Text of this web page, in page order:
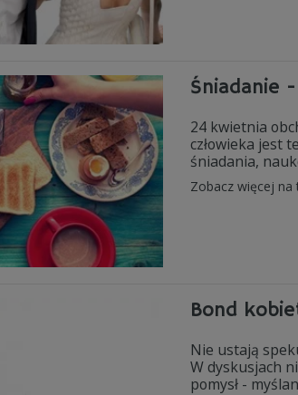
Śniadanie
24 kwietnia
człowieka jest
śniadania,
Zobacz więcej na
Bond
Nie ustają
W dyskusjach
pomysł -